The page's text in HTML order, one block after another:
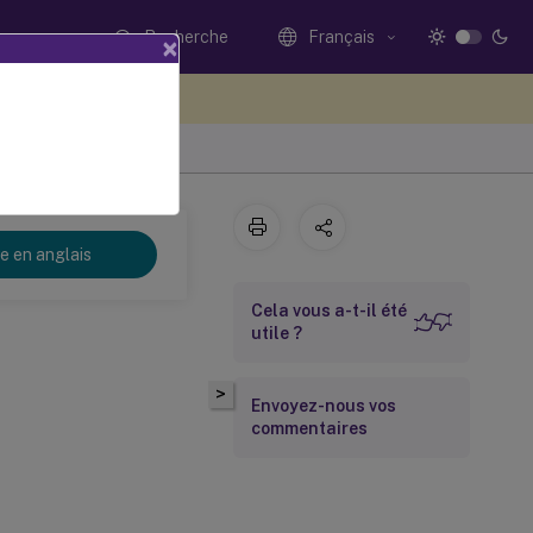
Recherche Français
en anglais
>
Cela vous a-t-il été
utile ?
Envoyez-nous vos
commentaires
×